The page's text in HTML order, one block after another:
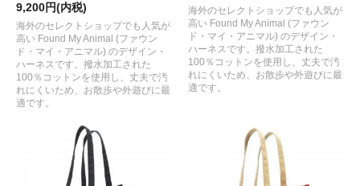
9,200円(内税)
海外のセレクトショップでも人気が
高い Found My Animal (ファウン
ド・マイ・アニマル) のデザイン・
ハーネスです。撥水加工された
100％コットンを使用し、丈夫で汚
れにくいため、お散歩や外遊びに最
適です。
海外のセレクトショップでも人気が
高い Found My Animal (ファウン
ド・マイ・アニマル) のデザイン・
ハーネスです。撥水加工された
100％コットンを使用し、丈夫で汚
れにくいため、お散歩や外遊びに最
適です。